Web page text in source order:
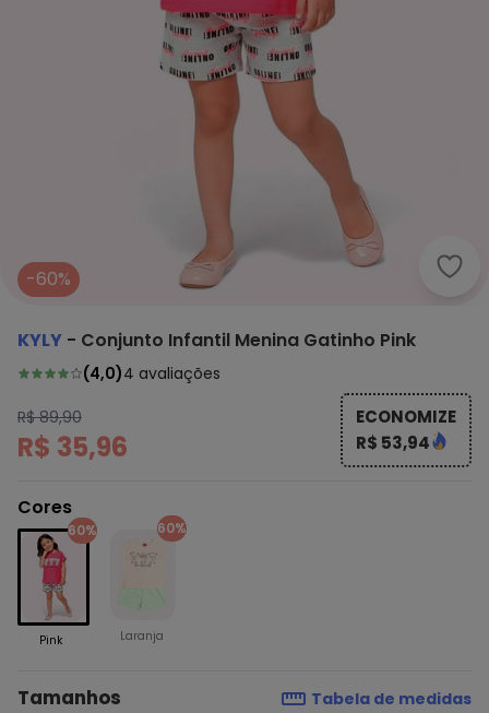
Kyly
-60%
KYLY - Conjunto Infantil Menina Gatinho Pink
(4,0)4 avaliações
R$ 89,90
R$ 35,96
ECONOMIZE
R$ 53,94
Cores
60%
Pink
60%
Laranja
Tamanhos Tabela de medidas